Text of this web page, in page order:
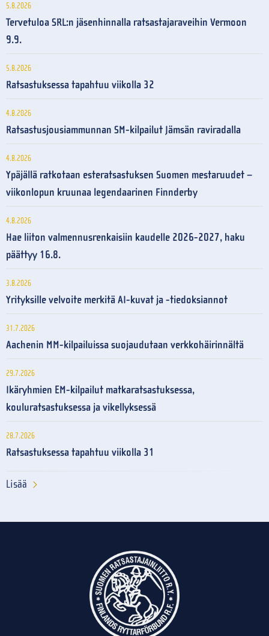
5.8.2026
Tervetuloa SRL:n jäsenhinnalla ratsastajaraveihin Vermoon
9.9.
5.8.2026
Ratsastuksessa tapahtuu viikolla 32
4.8.2026
Ratsastusjousiammunnan SM-kilpailut Jämsän raviradalla
4.8.2026
Ypäjällä ratkotaan esteratsastuksen Suomen mestaruudet –
viikonlopun kruunaa legendaarinen Finnderby
4.8.2026
Hae liiton valmennusrenkaisiin kaudelle 2026-2027, haku
päättyy 16.8.
3.8.2026
Yrityksille velvoite merkitä AI-kuvat ja -tiedoksiannot
31.7.2026
Aachenin MM-kilpailuissa suojaudutaan verkkohäirinnältä
29.7.2026
Ikäryhmien EM-kilpailut matkaratsastuksessa,
kouluratsastuksessa ja vikellyksessä
28.7.2026
Ratsastuksessa tapahtuu viikolla 31
Lisää